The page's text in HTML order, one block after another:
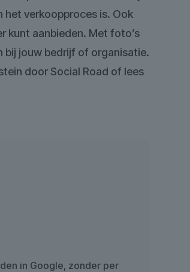
verkoopproces is. Ook
kunt aanbieden. Met foto’s
bij jouw bedrijf of organisatie.
door Social Road of lees
in Google, zonder per